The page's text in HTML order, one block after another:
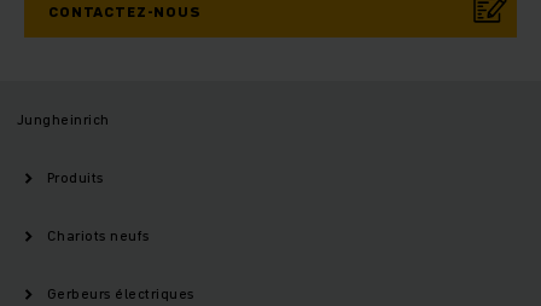
CONTACTEZ-NOUS
Jungheinrich
Produits
Chariots neufs
Gerbeurs électriques